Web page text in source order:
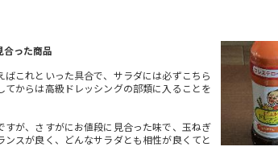
合った商品
これといった具合で、サラダには必ずこちら
てからは高級ドレッシングの部類に入ることを
すが、さすがにお値段に見合った味で、玉ねぎ
スが良く、どんなサラダとも相性が良くてと